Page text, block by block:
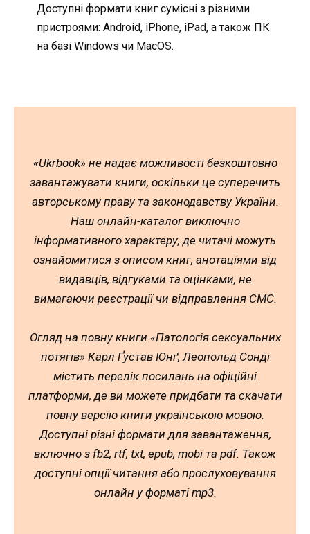
Доступні формати книг сумісні з різними
пристроями: Android, iPhone, iPad, а також ПК
на базі Windows чи MacOS.
«Ukrbook» не надає можливості безкоштовно
завантажувати книги, оскільки це суперечить
авторському праву та законодавству України.
Наш онлайн-каталог виключно
інформативного характеру, де читачі можуть
ознайомитися з описом книг, анотаціями від
видавців, відгуками та оцінками, не
вимагаючи реєстрації чи відправлення СМС.
Огляд на повну книги «Патологія сексуальних
потягів» Карл Ґустав Юнґ, Леопольд Сонді
містить перелік посилань на офіційні
платформи, де ви можете придбати та скачати
повну версію книги українською мовою.
Доступні різні формати для завантаження,
включно з fb2, rtf, txt, epub, mobi та pdf. Також
доступні опції читання або прослуховування
онлайн у форматі mp3.